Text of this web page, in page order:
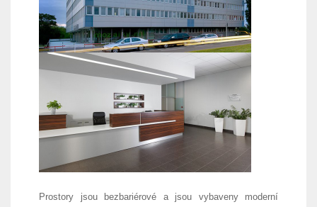
Prostory jsou bezbariérové a jsou vybaveny moderní